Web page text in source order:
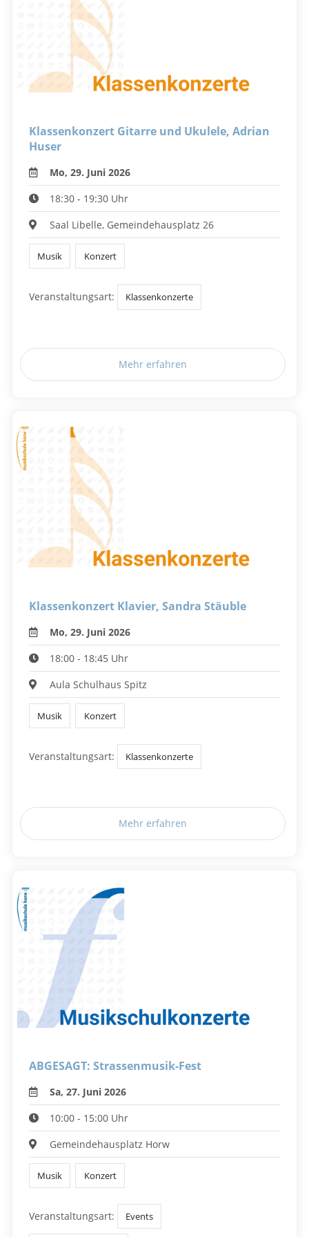
Klassenkonzert Gitarre und Ukulele, Adrian
Huser
Mo, 29. Juni 2026
18:30 - 19:30 Uhr
Saal Libelle, Gemeindehausplatz 26
Musik Konzert
Veranstaltungsart: Klassenkonzerte
Mehr erfahren
Klassenkonzert Klavier, Sandra Stäuble
Mo, 29. Juni 2026
18:00 - 18:45 Uhr
Aula Schulhaus Spitz
Musik Konzert
Veranstaltungsart: Klassenkonzerte
Mehr erfahren
ABGESAGT: Strassenmusik-Fest
Sa, 27. Juni 2026
10:00 - 15:00 Uhr
Gemeindehausplatz Horw
Musik Konzert
Veranstaltungsart: Events